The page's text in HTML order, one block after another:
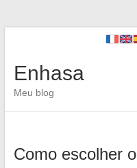
Enhasa
Meu blog
Como escolher